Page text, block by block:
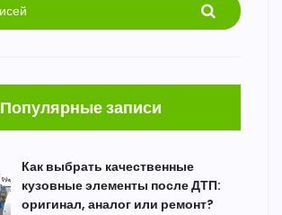
Популярные записи
Как выбрать качественные
кузовные элементы после ДТП:
оригинал, аналог или ремонт?